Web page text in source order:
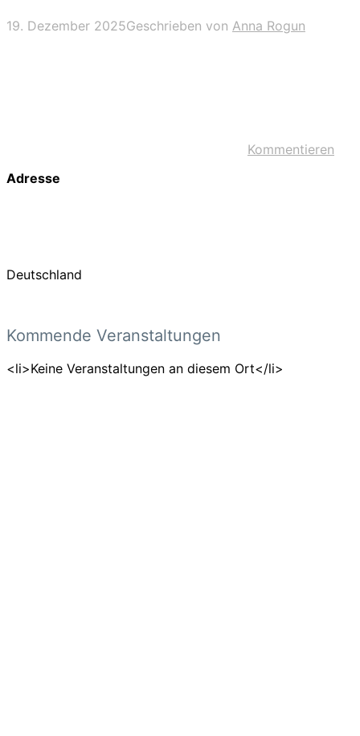
19. Dezember 2025Geschrieben von Anna Rogun
Kommentieren
Adresse
Deutschland
Kommende Veranstaltungen
<li>Keine Veranstaltungen an diesem Ort</li>